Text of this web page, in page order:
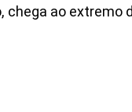
ao